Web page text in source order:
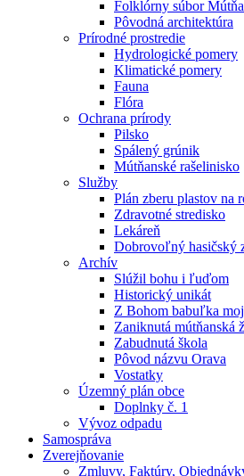
Folklórny súbor
Pôvodná architektúra
Prírodné prostredie
Hydrologické pomery
Klimatické pomery
Fauna
Flóra
Ochrana prírody
Pilsko
Spálený grúnik
Mútňanské rašelinisko
Služby
Plán zberu plastov na
Zdravotné stredisko
Lekáreň
Dobrovoľný hasičský
Archív
Slúžil bohu i ľuďom
Historický unikát
Z Bohom babuľka
Zaniknutá mútňanská
Zabudnutá škola
Pôvod názvu Orava
Vostatky
Územný plán obce
Doplnky č. 1
Vývoz odpadu
Samospráva
Zverejňovanie
Zmluvy, Faktúry,